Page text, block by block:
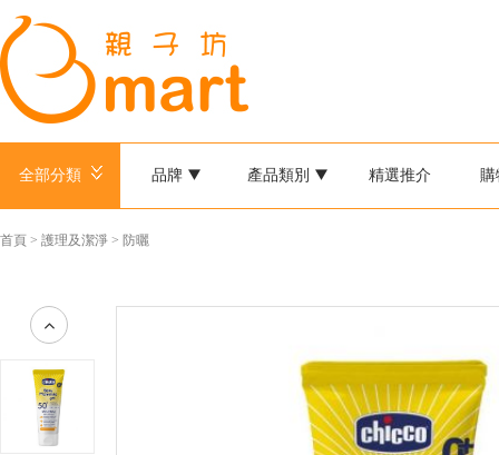
全部分類 品牌 產品類別 精選推介 購
首頁 > 護理及潔淨 > 防曬